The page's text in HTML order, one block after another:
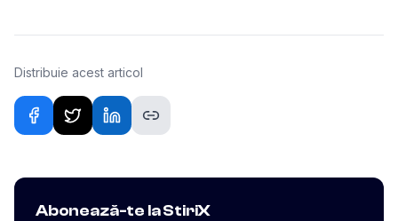
Distribuie acest articol
Abonează-te la StiriX